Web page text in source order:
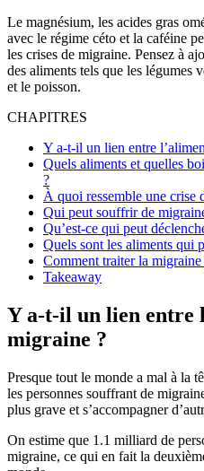
Le magnésium, les acides gras
avec le régime céto et la caféine
les crises de migraine. Pensez à
des aliments tels que les légumes
et le poisson.
CHAPITRES
Y a-t-il un lien entre
Quels aliments et quelles
?
À quoi ressemble une crise
Qui peut souffrir de
Qu’est-ce qui peut
Quels sont les aliments qui
Comment traiter la
Takeaway
Y a-t-il un lien entre
migraine ?
Presque tout le monde a mal à la
les personnes souffrant de
plus grave et s’accompagner
On estime que 1.1 milliard de
migraine, ce qui en fait la